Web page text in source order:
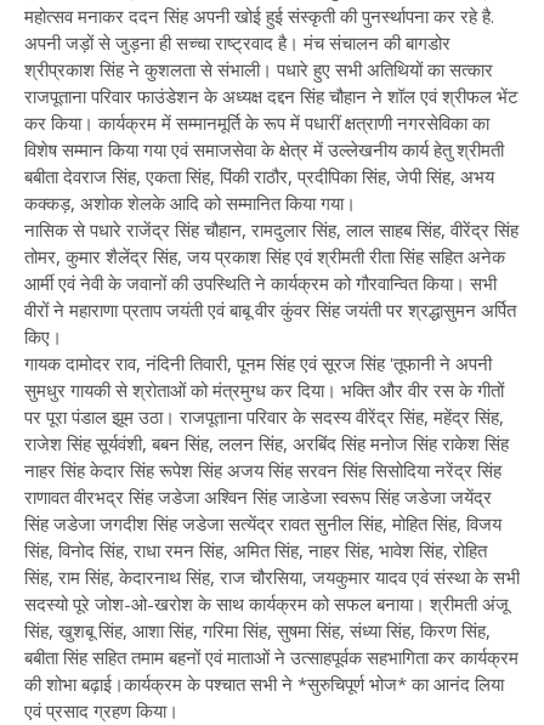
महोत्सव मनाकर ददन सिंह अपनी खोई हुई संस्कृती की पुनर्स्थापना कर रहे है.
अपनी जड़ों से जुड़ना ही सच्चा राष्ट्रवाद है। मंच संचालन की बागडोर
श्रीप्रकाश सिंह ने कुशलता से संभाली। पधारे हुए सभी अतिथियों का सत्कार
राजपूताना परिवार फाउंडेशन के अध्यक्ष दद्दन सिंह चौहान ने शॉल एवं श्रीफल भेंट
कर किया। कार्यक्रम में सम्मानमूर्ति के रूप में पधारीं क्षत्राणी नगरसेविका का
विशेष सम्मान किया गया एवं समाजसेवा के क्षेत्र में उल्लेखनीय कार्य हेतु श्रीमती
बबीता देवराज सिंह, एकता सिंह, पिंकी राठौर, प्रदीपिका सिंह, जेपी सिंह, अभय
कक्कड़, अशोक शेलके आदि को सम्मानित किया गया।
नासिक से पधारे राजेंद्र सिंह चौहान, रामदुलार सिंह, लाल साहब सिंह, वीरेंद्र सिंह
तोमर, कुमार शैलेंद्र सिंह, जय प्रकाश सिंह एवं श्रीमती रीता सिंह सहित अनेक
आर्मी एवं नेवी के जवानों की उपस्थिति ने कार्यक्रम को गौरवान्वित किया। सभी
वीरों ने महाराणा प्रताप जयंती एवं बाबू वीर कुंवर सिंह जयंती पर श्रद्धासुमन अर्पित
किए।
गायक दामोदर राव, नंदिनी तिवारी, पूनम सिंह एवं सूरज सिंह 'तूफानी ने अपनी
सुमधुर गायकी से श्रोताओं को मंत्रमुग्ध कर दिया। भक्ति और वीर रस के गीतों
पर पूरा पंडाल झूम उठा। राजपूताना परिवार के सदस्य वीरेंद्र सिंह, महेंद्र सिंह,
राजेश सिंह सूर्यवंशी, बबन सिंह, ललन सिंह, अरबिंद सिंह मनोज सिंह राकेश सिंह
नाहर सिंह केदार सिंह रूपेश सिंह अजय सिंह सरवन सिंह सिसोदिया नरेंद्र सिंह
राणावत वीरभद्र सिंह जडेजा अश्विन सिंह जाडेजा स्वरूप सिंह जडेजा जयेंद्र
सिंह जडेजा जगदीश सिंह जडेजा सत्येंद्र रावत सुनील सिंह, मोहित सिंह, विजय
सिंह, विनोद सिंह, राधा रमन सिंह, अमित सिंह, नाहर सिंह, भावेश सिंह, रोहित
सिंह, राम सिंह, केदारनाथ सिंह, राज चौरसिया, जयकुमार यादव एवं संस्था के सभी
सदस्यो पूरे जोश-ओ-खरोश के साथ कार्यक्रम को सफल बनाया। श्रीमती अंजू
सिंह, खुशबू सिंह, आशा सिंह, गरिमा सिंह, सुषमा सिंह, संध्या सिंह, किरण सिंह,
बबीता सिंह सहित तमाम बहनों एवं माताओं ने उत्साहपूर्वक सहभागिता कर कार्यक्रम
की शोभा बढ़ाई।कार्यक्रम के पश्चात सभी ने *सुरुचिपूर्ण भोज* का आनंद लिया
एवं प्रसाद ग्रहण किया।